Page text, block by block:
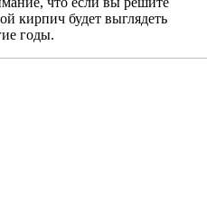
кирпич будет выглядеть
годы.